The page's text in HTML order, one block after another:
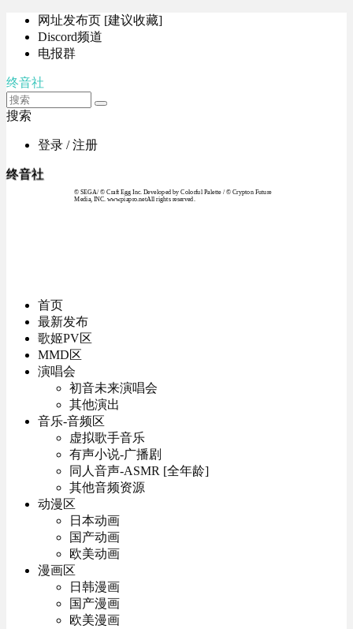
网址发布页 [建议收藏]
Discord频道
电报群
终音社
搜索
登录 / 注册
终音社
© SEGA / © Craft Egg Inc. Developed by Colorful Palette / © Crypton Future
Media, INC. www.piapro.netAll rights reserved.
首页
最新发布
歌姬PV区
MMD区
演唱会
初音未来演唱会
其他演出
音乐-音频区
虚拟歌手音乐
有声小说-广播剧
同人音声-ASMR [全年龄]
其他音频资源
动漫区
日本动画
国产动画
欧美动画
漫画区
日韩漫画
国产漫画
欧美漫画